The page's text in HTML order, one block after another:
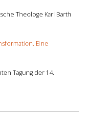
Theologe Karl Barth
Eine
Tagung der 14.